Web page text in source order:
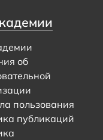
об
пользования
публикаций